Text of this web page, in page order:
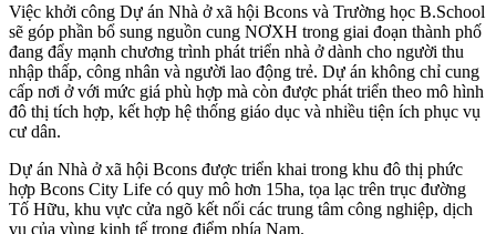
Việc khởi công Dự án Nhà ở xã hội Bcons và Trường học B.School
sẽ góp phần bổ sung nguồn cung NƠXH trong giai đoạn thành phố
đang đẩy mạnh chương trình phát triển nhà ở dành cho người thu
nhập thấp, công nhân và người lao động trẻ. Dự án không chỉ cung
cấp nơi ở với mức giá phù hợp mà còn được phát triển theo mô hình
đô thị tích hợp, kết hợp hệ thống giáo dục và nhiều tiện ích phục vụ
cư dân.
Dự án Nhà ở xã hội Bcons được triển khai trong khu đô thị phức
hợp Bcons City Life có quy mô hơn 15ha, tọa lạc trên trục đường
Tố Hữu, khu vực cửa ngõ kết nối các trung tâm công nghiệp, dịch
vụ của vùng kinh tế trọng điểm phía Nam.